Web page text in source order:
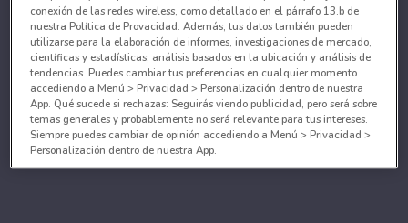
conexión de las redes wireless, como detallado en el párrafo 13.b de
nuestra Política de Provacidad. Además, tus datos también pueden
utilizarse para la elaboración de informes, investigaciones de mercado,
científicas y estadísticas, análisis basados en la ubicación y análisis de
tendencias. Puedes cambiar tus preferencias en cualquier momento
accediendo a Menú > Privacidad > Personalización dentro de nuestra
App. Qué sucede si rechazas: Seguirás viendo publicidad, pero será sobre
temas generales y probablemente no será relevante para tus intereses.
Siempre puedes cambiar de opinión accediendo a Menú > Privacidad >
Personalización dentro de nuestra App.